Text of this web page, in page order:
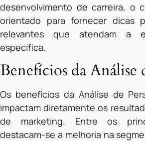
desenvolvimento de carreira, o
orientado para fornecer dicas
relevantes que atendam a
específica.
Benefícios da Análise
Os benefícios da Análise de
impactam diretamente os
de marketing. Entre os
destacam-se a melhoria na